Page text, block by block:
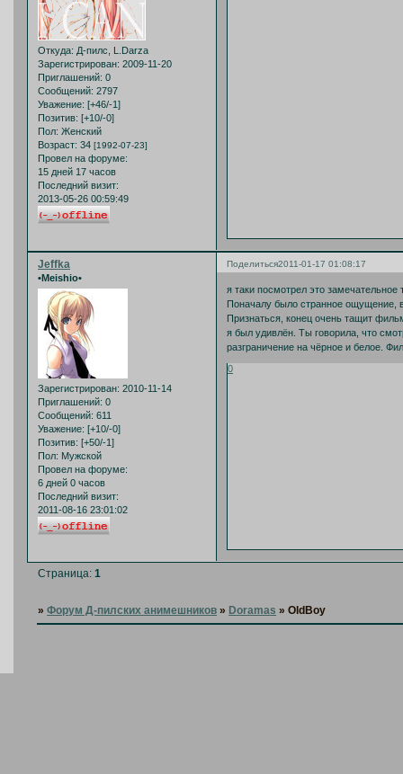
Откуда: Д-пилс, L.Darza
Зарегистрирован: 2009-11-20
Приглашений: 0
Сообщений: 2797
Уважение: [+46/-1]
Позитив: [+10/-0]
Пол: Женский
Возраст: 34 [1992-07-23]
Провел на форуме:
15 дней 17 часов
Последний визит:
2013-05-26 00:59:49
Поделиться2011-01-17 01:08:17
Jeffka
•Meishio•
Зарегистрирован: 2010-11-14
Приглашений: 0
Сообщений: 611
Уважение: [+10/-0]
Позитив: [+50/-1]
Пол: Мужской
Провел на форуме:
6 дней 0 часов
Последний визит:
2011-08-16 23:01:02
я таки посмотрел это замечательное
Поначалу было странное ощущение,
Признаться, конец очень тащит
я был удивлён. Ты говорила, что
разграничение на чёрное и белое.
0
Страница:1
»Форум Д-пилских анимешников » Doramas »OldBoy